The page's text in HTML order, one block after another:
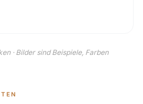
· Bilder sind Beispiele, Farben